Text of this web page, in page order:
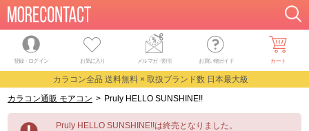
登録・ログイン お気に入り メルマガ・割引 お買い物ガイド カート
カラコン全品 送料無料 × 取扱ブランド数 日本最大級
カラコン通販 モアコン > Pruly HELLO SUNSHINE!!
Pruly HELLO SUNSHINE!!は終売となりました。